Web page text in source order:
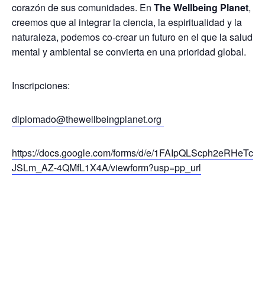
corazón de sus comunidades. En The Wellbeing Planet,
creemos que al integrar la ciencia, la espiritualidad y la
naturaleza, podemos co-crear un futuro en el que la salud
mental y ambiental se convierta en una prioridad global.
Inscripciones:
diplomado@thewellbeingplanet.org
https://docs.google.com/forms/d/e/
JSLm_AZ-4QMfL1X4A/viewform?usp=pp_url